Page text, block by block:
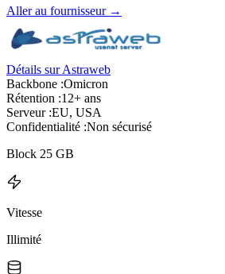
Aller au fournisseur→
Détails sur Astraweb
Backbone :Omicron
Rétention :12+ ans
Serveur :EU, USA
Confidentialité :Non sécurisé
Block 25 GB
Vitesse
Illimité